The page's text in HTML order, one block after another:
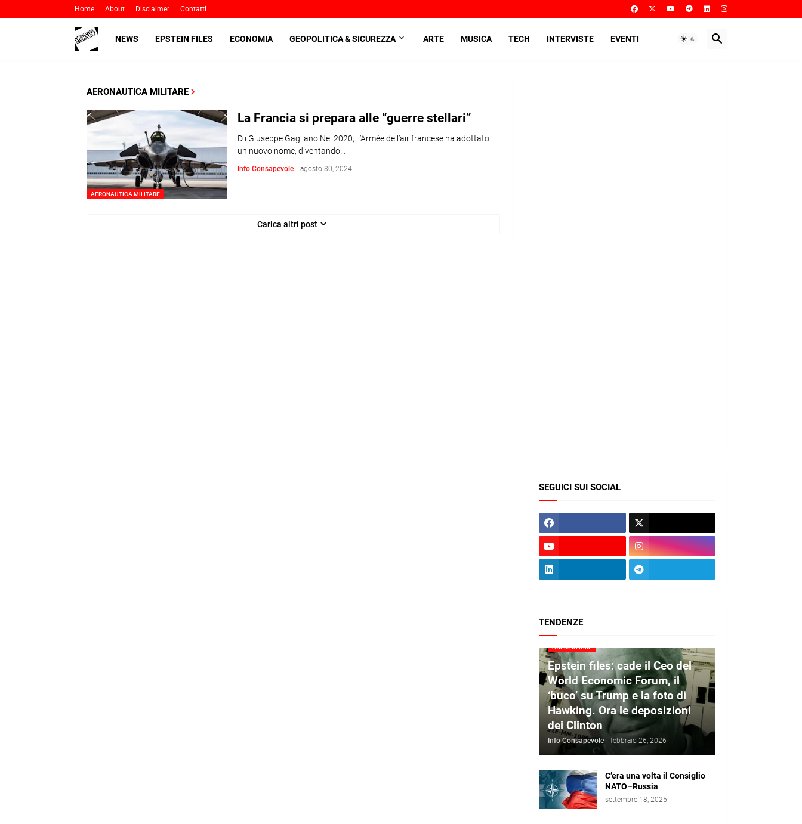
Home About Disclaimer Contatti
NEWS EPSTEIN FILES ECONOMIA GEOPOLITICA & SICUREZZA ARTE MUSICA TECH INTERVISTE EVENTI
AERONAUTICA MILITARE
AERONAUTICA MILITARE
La Francia si prepara alle “guerre stellari”
D i Giuseppe Gagliano Nel 2020, l’Armée de l’air francese ha adottato
un nuovo nome, diventando…
Info Consapevole - agosto 30, 2024
Carica altri post
SEGUICI SUI SOCIAL
TENDENZE
AGENZIA DIRE
Epstein files: cade il Ceo del
World Economic Forum, il
‘buco’ su Trump e la foto di
Hawking. Ora le deposizioni
dei Clinton
Info Consapevole - febbraio 26, 2026
C’era una volta il Consiglio
NATO–Russia
settembre 18, 2025